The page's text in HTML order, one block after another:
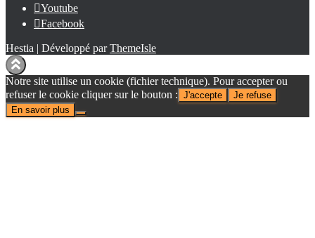
Youtube
Facebook
Hestia | Développé parThemeIsle
Notre site utilise un cookie (fichier technique). Pour accepter ou
refuser le cookie cliquer sur le bouton : J'accepte
Je refuse
En savoir plus